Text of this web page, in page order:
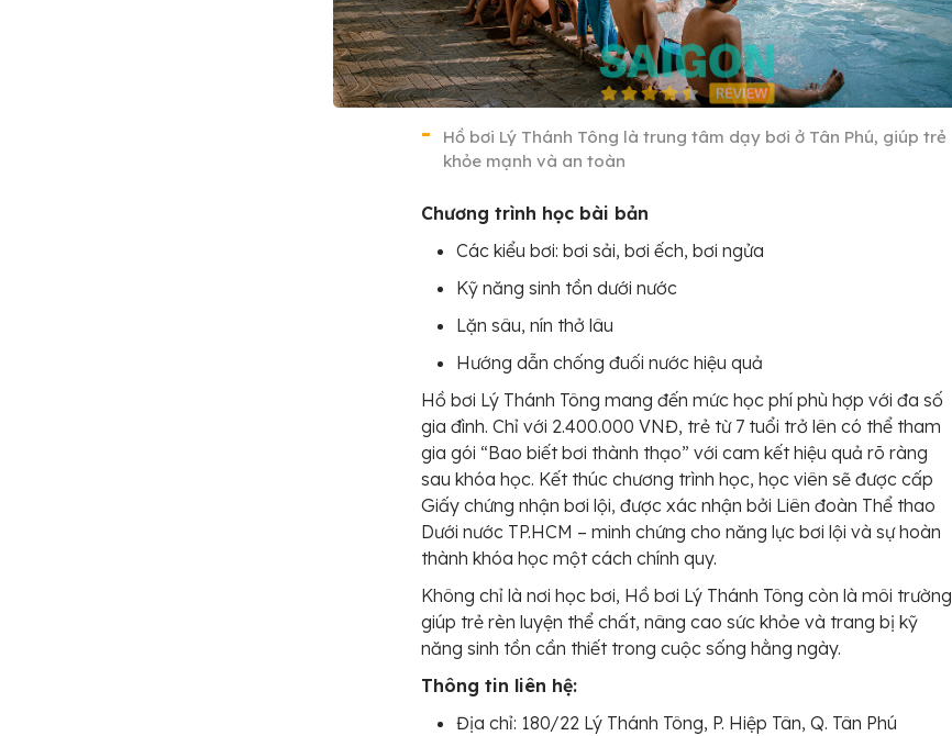
Hồ bơi Lý Thánh Tông là trung tâm dạy bơi ở Tân Phú, giúp trẻ
khỏe mạnh và an toàn
Chương trình học bài bản
Các kiểu bơi: bơi sải, bơi ếch, bơi ngửa
Kỹ năng sinh tồn dưới nước
Lặn sâu, nín thở lâu
Hướng dẫn chống đuối nước hiệu quả
Hồ bơi Lý Thánh Tông mang đến mức học phí phù hợp với đa số
gia đình. Chỉ với 2.400.000 VNĐ, trẻ từ 7 tuổi trở lên có thể tham
gia gói “Bao biết bơi thành thạo” với cam kết hiệu quả rõ ràng
sau khóa học. Kết thúc chương trình học, học viên sẽ được cấp
Giấy chứng nhận bơi lội, được xác nhận bởi Liên đoàn Thể thao
Dưới nước TP.HCM – minh chứng cho năng lực bơi lội và sự hoàn
thành khóa học một cách chính quy.
Không chỉ là nơi học bơi, Hồ bơi Lý Thánh Tông còn là môi trường
giúp trẻ rèn luyện thể chất, nâng cao sức khỏe và trang bị kỹ
năng sinh tồn cần thiết trong cuộc sống hằng ngày.
Thông tin liên hệ:
Địa chỉ: 180/22 Lý Thánh Tông, P. Hiệp Tân, Q. Tân Phú